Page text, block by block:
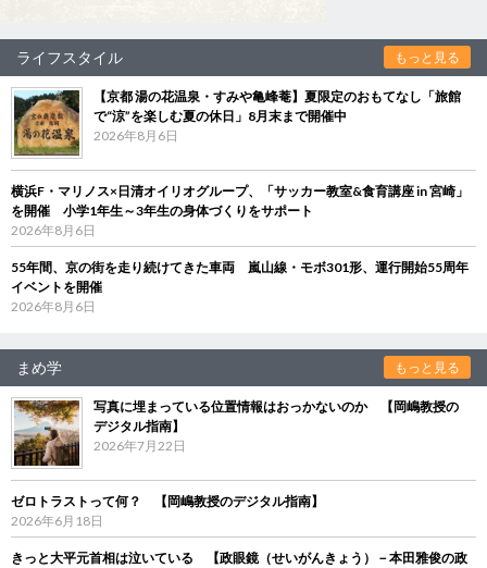
ライフスタイル もっと見る
【京都 湯の花温泉・すみや亀峰菴】夏限定のおもてなし「旅館
で“涼”を楽しむ夏の休日」8月末まで開催中
2026年8月6日
横浜F・マリノス×日清オイリオグループ、「サッカー教室&食育講座 in 宮崎」
を開催 小学1年生～3年生の身体づくりをサポート
2026年8月6日
55年間、京の街を走り続けてきた車両 嵐山線・モボ301形、運行開始55周年
イベントを開催
2026年8月6日
まめ学 もっと見る
写真に埋まっている位置情報はおっかないのか 【岡嶋教授の
デジタル指南】
2026年7月22日
ゼロトラストって何？ 【岡嶋教授のデジタル指南】
2026年6月18日
きっと大平元首相は泣いている 【政眼鏡（せいがんきょう）－本田雅俊の政